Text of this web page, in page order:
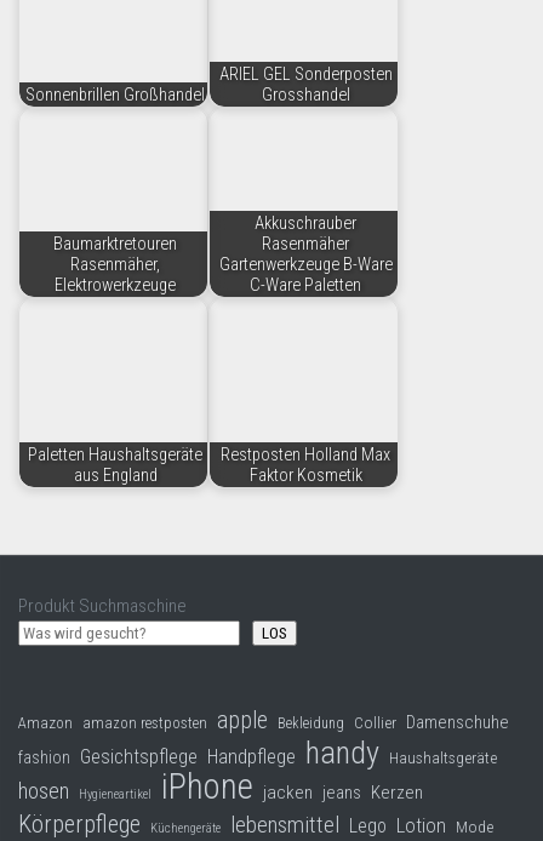
Sonnenbrillen Großhandel
ARIEL GEL Sonderposten
Grosshandel
Baumarktretouren
Rasenmäher,
Elektrowerkzeuge
Akkuschrauber
Rasenmäher
Gartenwerkzeuge B-Ware
C-Ware Paletten
Paletten Haushaltsgeräte
aus England
Restposten Holland Max
Faktor Kosmetik
Produkt Suchmaschine
LOS
Amazon amazon restposten apple Bekleidung Collier Damenschuhe
fashion Gesichtspflege Handpflege handy Haushaltsgeräte
hosen Hygieneartikel iPhone jacken jeans Kerzen
Körperpflege Küchengeräte lebensmittel Lego Lotion Mode